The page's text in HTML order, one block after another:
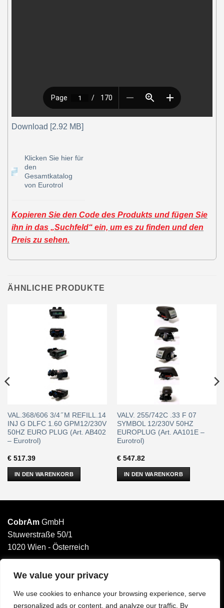
We value your privacy
We use cookies to enhance your browsing experience, serve
personalized ads or content, and analyze our traffic. By
Download [2.92 MB]
Klicken Sie hier für
den
Gesamtkatalog
von Eurotrol
Kopieren Sie den Code des Produkts und fügen Sie
ihn in das „Suchfeld“ ein, um es zu finden und den
Preis zu sehen.
ÄHNLICHE PRODUKTE
VAL.368/606 3/4 ̋ M REFILL.14
INJ G DLFC 1.60 GPM12/230V
50HZ EURO PLUG (Art. AB402
– Eurotrol)
€517.39
IN DEN WARENKORB
VALV. 255/742C .33 F 07
SYMBOL 12/230V 50HZ
EUROPLUG (Art. AA101E –
Eurotrol)
€547.82
IN DEN WARENKORB
CobrAm GmbH
Stuwerstraße 50/1
1020 Wien - Österreich
______________________
Email: office@cobram.gmbh
Impressum